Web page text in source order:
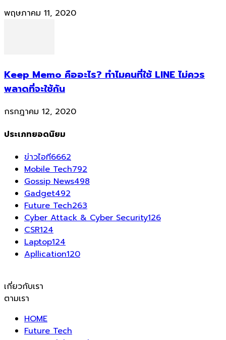
พฤษภาคม 11, 2020
Keep Memo คืออะไร? ทำไมคนที่ใช้ LINE ไม่ควร
พลาดที่จะใช้กัน
กรกฎาคม 12, 2020
ประเภทยอดนิยม
ข่าวไอที6662
Mobile Tech792
Gossip News498
Gadget492
Future Tech263
Cyber Attack & Cyber Security126
CSR124
Laptop124
Apllication120
เกี่ยวกับเรา
ตามเรา
HOME
Future Tech